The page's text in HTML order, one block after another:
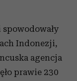
Indonezji,
agencja
prawie 230